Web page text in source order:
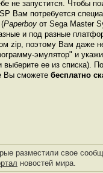
не запустится. Чтобы
Вам потребуется
Paperboy от Sega Master
и под разные
zip, поэтому Вам даже
эмулятор" и
выберите ее из списка).
Вы сможете бесплатно
разместили свое
новостей мира.